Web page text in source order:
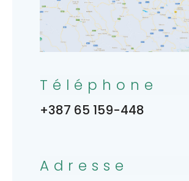
Téléphone
+387 65 159-448
Adresse